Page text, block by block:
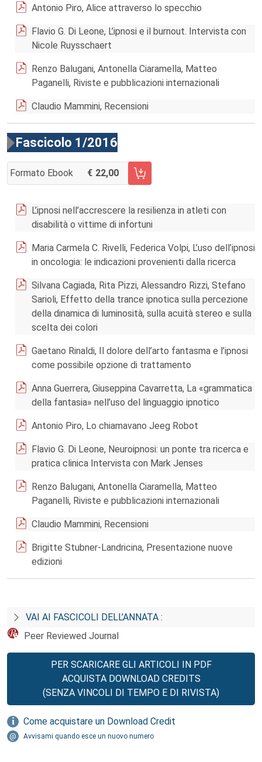
Antonio Piro, Alice attraverso lo specchio
Flavio G. Di Leone, L’ipnosi e il burnout. Intervista con
Nicole Ruysschaert
Renzo Balugani, Antonella Ciaramella, Matteo
Paganelli, Riviste e pubblicazioni internazionali
Claudio Mammini, Recensioni
Fascicolo 1/2016
Formato Ebook 22,00
AGGIUNGI AL CARRELLO FASCICOLO 1/2016
L’ipnosi nell’accrescere la resilienza in atleti con
disabilità o vittime di infortuni
Maria Carmela C. Rivelli, Federica Volpi, L’uso dell’ipnosi
in oncologia: le indicazioni provenienti dalla ricerca
Silvana Cagiada, Rita Pizzi, Alessandro Rizzi, Stefano
Sarioli, Effetto della trance ipnotica sulla percezione
della dinamica di luminosità, sulla acuità stereo e sulla
scelta dei colori
Gaetano Rinaldi, Il dolore dell’arto fantasma e l’ipnosi
come possibile opzione di trattamento
Anna Guerrera, Giuseppina Cavarretta, La «grammatica
della fantasia» nell’uso del linguaggio ipnotico
Antonio Piro, Lo chiamavano Jeeg Robot
Flavio G. Di Leone, Neuroipnosi: un ponte tra ricerca e
pratica clinica Intervista con Mark Jenses
Renzo Balugani, Antonella Ciaramella, Matteo
Paganelli, Riviste e pubblicazioni internazionali
Claudio Mammini, Recensioni
Brigitte Stubner-Landricina, Presentazione nuove
edizioni
VAI AI FASCICOLI DELL’ANNATA :
Peer Reviewed Journal
PER SCARICARE GLI ARTICOLI IN PDF
ACQUISTA DOWNLOAD CREDITS
(SENZA VINCOLI DI TEMPO E DI RIVISTA)
Come acquistare un Download Credit
Avvisami quando esce un nuovo numero